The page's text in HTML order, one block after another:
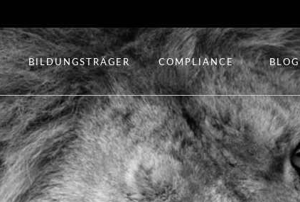
BILDUNGSTRÄGER COMPLIANCE BLOG